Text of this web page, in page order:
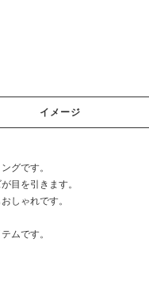
イメージ
グです。
目を引きます。
しゃれです。
ムです。